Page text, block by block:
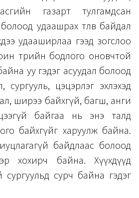
газарт тулгамдсан
удаашрах төлөв байдал
удааширлаа гээд зогслоо
төрийн бодлого оновчтой
уу гэдэг асуудал болоод
сургууль, цэцэрлэг эхлэхэд
ширээ байхгүй, багш, анги
байгаа нь энэ талд
байхгүйг харуулж байна.
байдлаас болоод
хохирч байна. Хүүхдүүд
сургуульд сурч байна гэдэг